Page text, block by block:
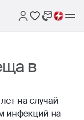
в
на случай
инфекций на